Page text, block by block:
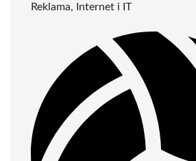
Reklama, Internet i IT